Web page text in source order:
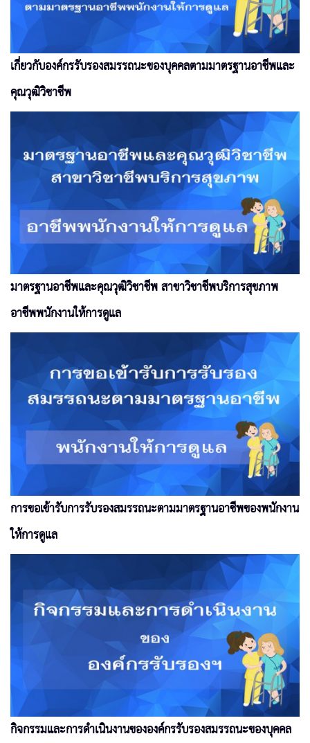
เกี่ยวกับองค์กรรับรองสมรรถนะของบุคคลตามมาตรฐานอาชีพและ
คุณวุฒิวิชาชีพ
มาตรฐานอาชีพและคุณวุฒิวิชาชีพ สาขาวิชาชีพบริการสุขภาพ
อาชีพพนักงานให้การดูแล
การขอเข้ารับการรับรองสมรรถนะตามมาตรฐานอาชีพของพนักงาน
ให้การดูแล
กิจกรรมและการดำเนินงานขององค์กรรับรองสมรรถนะของบุคคล